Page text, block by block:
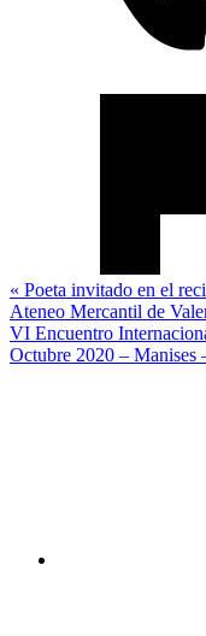
Navegación
de
entradas
« Poeta invitado en el
Ateneo Mercantil de
VI Encuentro
Octubre 2020 – Manises